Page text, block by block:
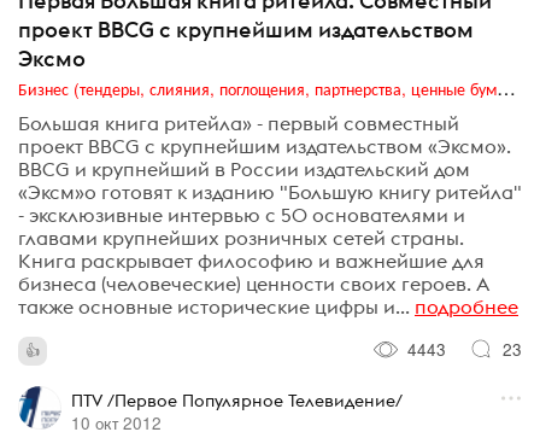
проект BBCG с крупнейшим издательством
Эксмо
Бизнес (тендеры, слияния, поглощения, партнерства, ценные бумаги, акционеры, финансы и отчетность)
Большая книга ритейла» - первый совместный
проект BBCG с крупнейшим издательством «Эксмо».
BBCG и крупнейший в России издательский дом
«Эксм»о готовят к изданию "Большую книгу ритейла"
- эксклюзивные интервью с 50 основателями и
главами крупнейших розничных сетей страны.
Книга раскрывает философию и важнейшие для
бизнеса (человеческие) ценности своих героев. А
также основные исторические цифры и... подробнее
4443
23
ПTV /Первое Популярное Телевидение/
10 окт 2012